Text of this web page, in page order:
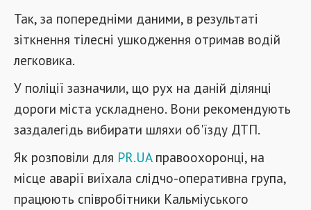
Так, за попередніми даними, в результаті
зіткнення тілесні ушкодження отримав водій
легковика.
У поліції зазначили, що рух на даній ділянці
дороги міста ускладнено. Вони рекомендують
заздалегідь вибирати шляхи об'їзду ДТП.
Як розповіли для PR.UAправоохоронці, на
місце аварії виїхала слідчо-оперативна група,
працюють співробітники Кальміуського